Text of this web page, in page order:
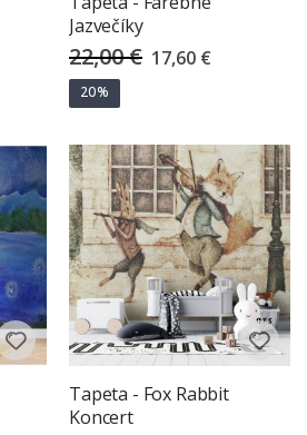
Jazvečíky
22,00 € Special
Price
17,60 €
20%
Tapeta - Fox Rabbit
Koncert